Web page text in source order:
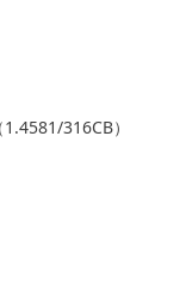
316CB）